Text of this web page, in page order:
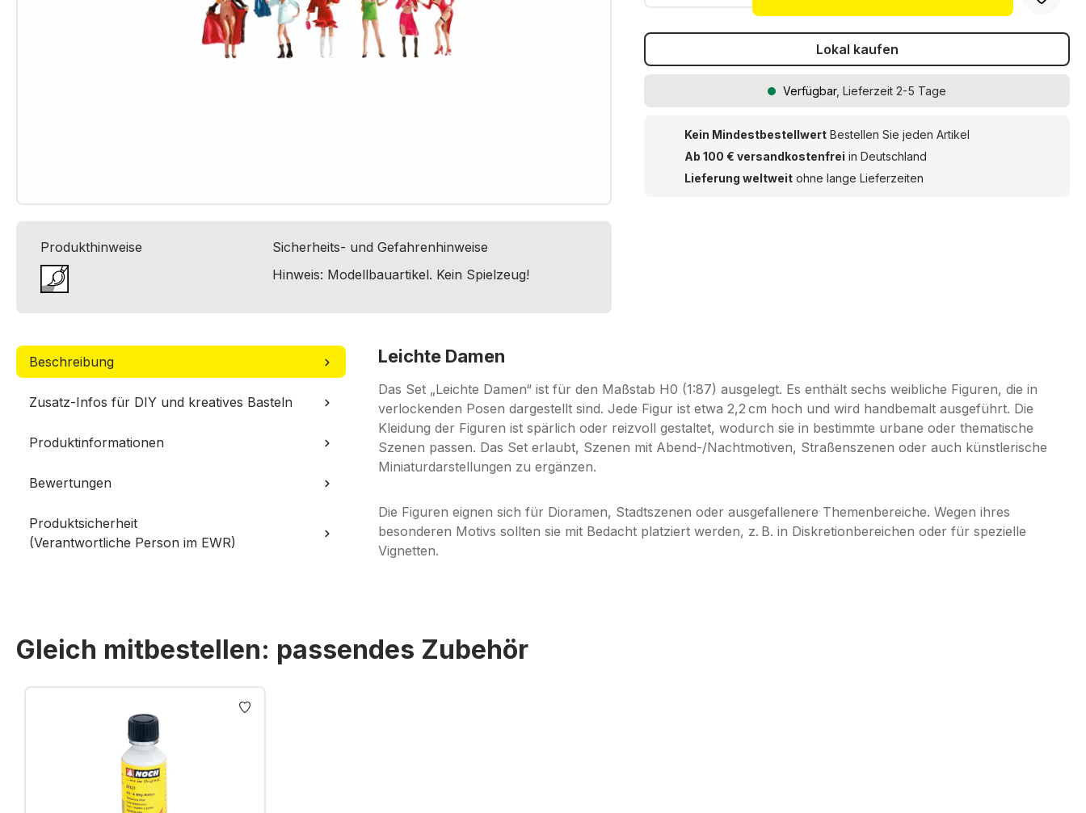
Lokal kaufen
Verfügbar, Lieferzeit 2-5 Tage
Kein Mindestbestellwert Bestellen Sie jeden Artikel
Ab 100 € versandkostenfrei in Deutschland
Lieferung weltweit ohne lange Lieferzeiten
Produkthinweise
Sicherheits- und Gefahrenhinweise
Hinweis: Modellbauartikel. Kein Spielzeug!
Beschreibung
Zusatz-Infos für DIY und kreatives Basteln
Produktinformationen
Bewertungen
Produktsicherheit
(Verantwortliche Person im EWR)
Leichte Damen
Das Set „Leichte Damen“ ist für den Maßstab H0 (1:87) ausgelegt. Es enthält sechs weibliche Figuren, die in
verlockenden Posen dargestellt sind. Jede Figur ist etwa 2,2 cm hoch und wird handbemalt ausgeführt. Die
Kleidung der Figuren ist spärlich oder reizvoll gestaltet, wodurch sie in bestimmte urbane oder thematische
Szenen passen. Das Set erlaubt, Szenen mit Abend-/Nachtmotiven, Straßenszenen oder auch künstlerische
Miniaturdarstellungen zu ergänzen.
Die Figuren eignen sich für Dioramen, Stadtszenen oder ausgefallenere Themenbereiche. Wegen ihres
besonderen Motivs sollten sie mit Bedacht platziert werden, z. B. in Diskretionbereichen oder für spezielle
Vignetten.
Gleich mitbestellen: passendes Zubehör
Produktgalerie überspringen